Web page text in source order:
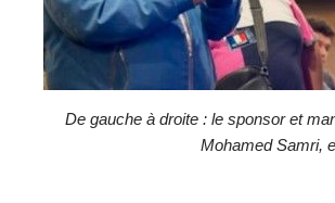
De gauche à droite : le sponsor et
Mohamed Samri,